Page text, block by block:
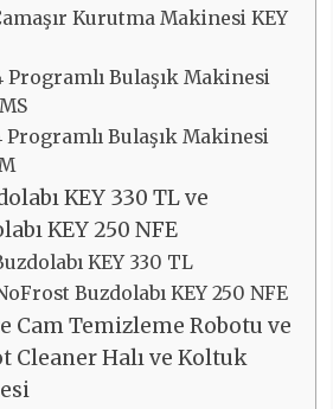
Kurutma Makinesi KEY
Programlı Bulaşık Makinesi
Programlı Bulaşık Makinesi
KEY 330 TL ve
KEY 250 NFE
KEY 330 TL
Buzdolabı KEY 250 NFE
Cam Temizleme Robotu ve
Cleaner Halı ve Koltuk